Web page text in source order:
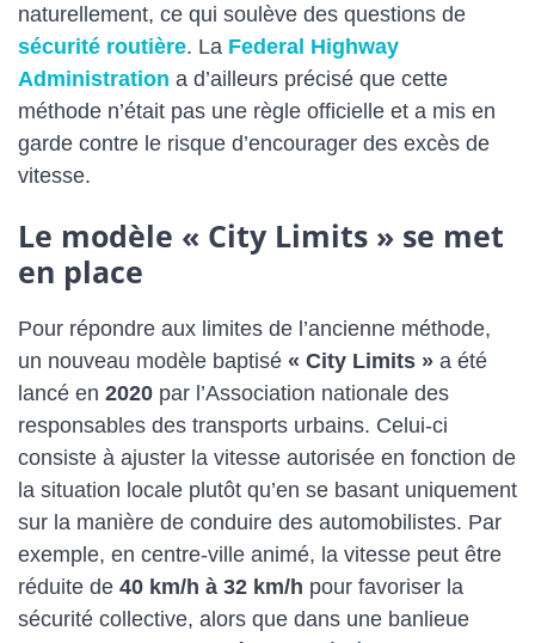
naturellement, ce qui soulève des questions de
sécurité routière. La Federal Highway
Administration a d’ailleurs précisé que cette
méthode n’était pas une règle officielle et a mis en
garde contre le risque d’encourager des excès de
vitesse.
Le modèle « City Limits » se met
en place
Pour répondre aux limites de l’ancienne méthode,
un nouveau modèle baptisé « City Limits » a été
lancé en 2020 par l’Association nationale des
responsables des transports urbains. Celui-ci
consiste à ajuster la vitesse autorisée en fonction de
la situation locale plutôt qu’en se basant uniquement
sur la manière de conduire des automobilistes. Par
exemple, en centre-ville animé, la vitesse peut être
réduite de 40 km/h à 32 km/h pour favoriser la
sécurité collective, alors que dans une banlieue